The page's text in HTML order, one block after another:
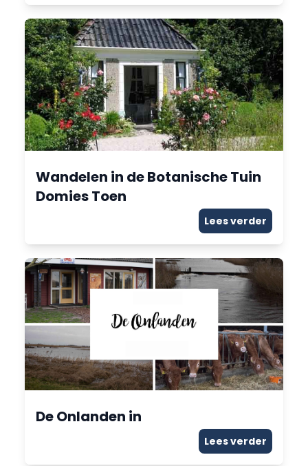
Wandelen in de Botanische Tuin
Domies Toen
Lees verder
De Onlanden in
Lees verder